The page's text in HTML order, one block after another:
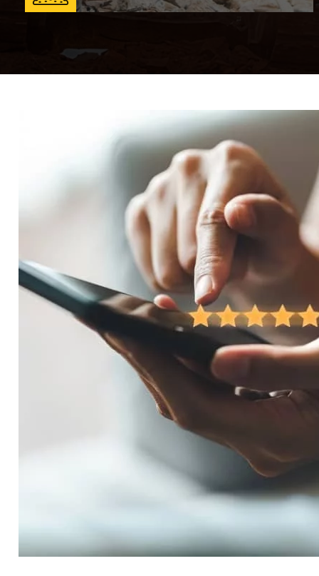
Démolition
Notre équipe de spécialistes prend
également en charge les travaux liés à la
démolition d'un élément de la structure.
En Savoir Plus